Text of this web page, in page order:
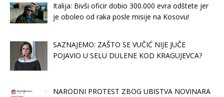
Italija: Bivši oficir dobio 300.000 evra odštete jer
je oboleo od raka posle misije na Kosovu!
SAZNAJEMO: ZAŠTO SE VUČIĆ NIJE JUČE
POJAVIO U SELU DULENE KOD KRAGUJEVCA?
NARODNI PROTEST ZBOG UBISTVA NOVINARA